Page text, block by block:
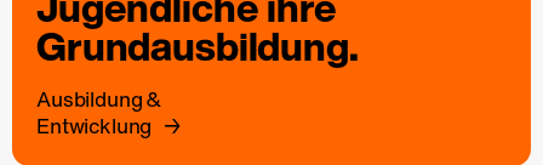
Grundausbildung.
Ausbildung &
Entwicklung